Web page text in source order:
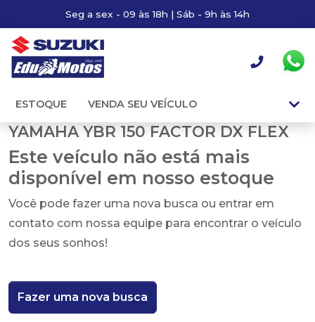
Seg a sex - 09 às 18h | Sáb - 9h às 14h
ESTOQUE VENDA SEU VEÍCULO
YAMAHA YBR 150 FACTOR DX FLEX
Este veículo não está mais
disponível em nosso estoque
Você pode fazer uma nova busca ou entrar em
contato com nossa equipe para encontrar o veículo
dos seus sonhos!
Fazer uma nova busca